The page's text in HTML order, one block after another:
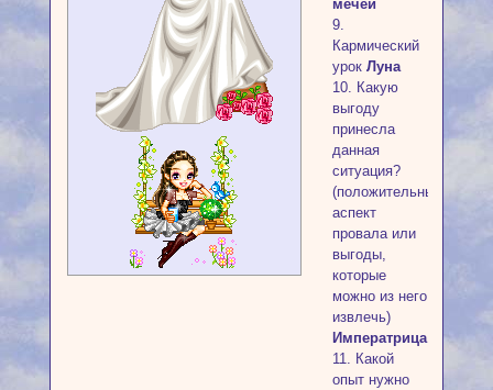
мечей
9.
Кармический
урок Луна
10. Какую
выгоду
принесла
данная
ситуация?
(положительный
аспект
провала или
выгоды,
которые
можно из него
извлечь)
Императрица
11. Какой
опыт нужно